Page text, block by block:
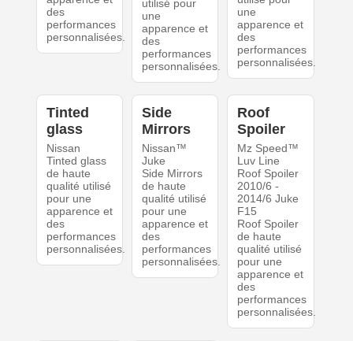
des
performances
personnalisées.
utilisé pour
une
apparence et
des
performances
personnalisées.
une
apparence et
des
performances
personnalisées.
Tinted
glass
Nissan
Tinted glass
de haute
qualité utilisé
pour une
apparence et
des
performances
personnalisées.
Side
Mirrors
Nissan™
Juke
Side Mirrors
de haute
qualité utilisé
pour une
apparence et
des
performances
personnalisées.
Roof
Spoiler
Mz Speed™
Luv Line
Roof Spoiler
2010/6 -
2014/6 Juke
F15
Roof Spoiler
de haute
qualité utilisé
pour une
apparence et
des
performances
personnalisées.